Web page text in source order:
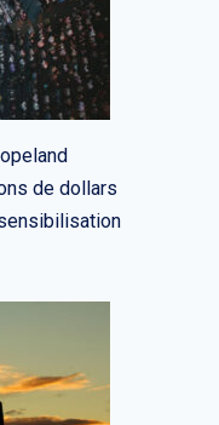
cloud
de dollars